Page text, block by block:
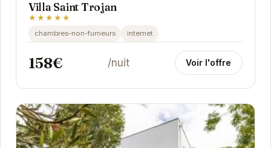
Villa Saint Trojan
★★★★★
chambres-non-fumeurs internet
158€ /nuit Voir l'offre